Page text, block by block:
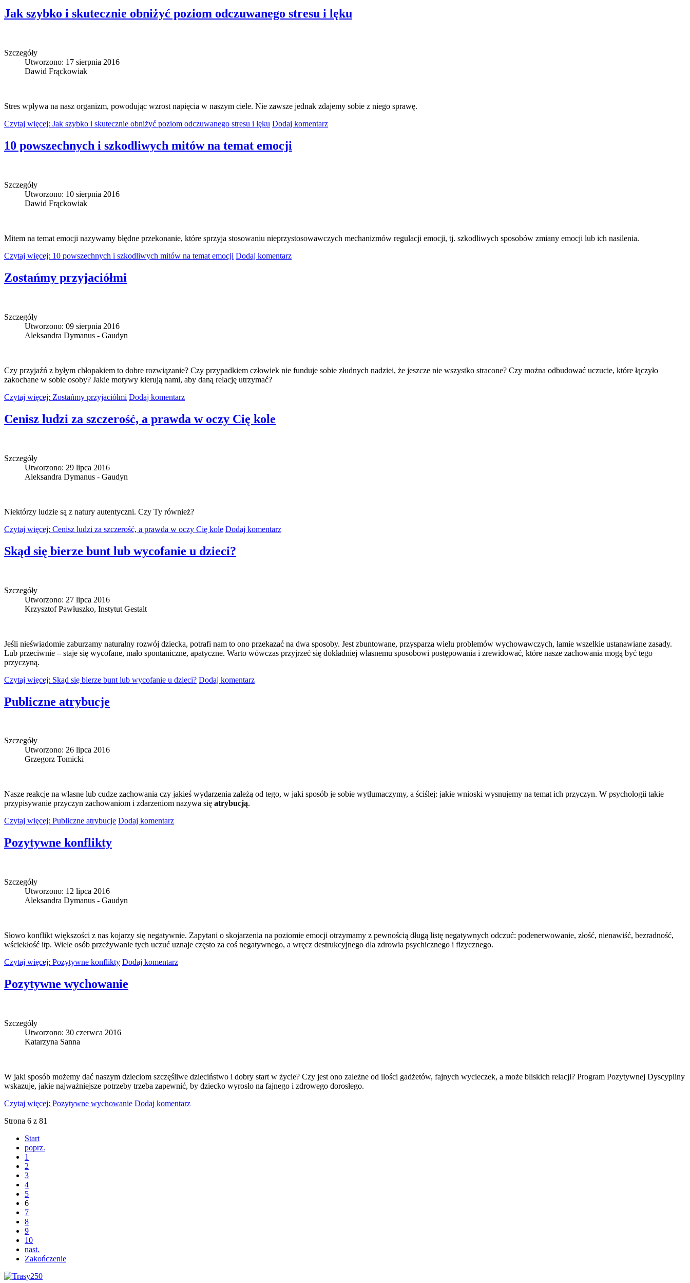
Jak szybko i skutecznie obniżyć poziom odczuwanego stresu i lęku
Szczegóły
Utworzono: 17 sierpnia 2016
Dawid Frąckowiak
Stres wpływa na nasz organizm, powodując wzrost napięcia w naszym ciele. Nie zawsze jednak zdajemy sobie z niego sprawę.
Czytaj więcej: Jak szybko i skutecznie obniżyć poziom odczuwanego stresu i lęku Dodaj komentarz
10 powszechnych i szkodliwych mitów na temat emocji
Szczegóły
Utworzono: 10 sierpnia 2016
Dawid Frąckowiak
Mitem na temat emocji nazywamy błędne przekonanie, które sprzyja stosowaniu nieprzystosowawczych mechanizmów regulacji emocji, tj. szkodliwych sposobów zmiany emocji lub ich nasilenia.
Czytaj więcej: 10 powszechnych i szkodliwych mitów na temat emocji Dodaj komentarz
Zostańmy przyjaciółmi
Szczegóły
Utworzono: 09 sierpnia 2016
Aleksandra Dymanus - Gaudyn
Czy przyjaźń z byłym chłopakiem to dobre rozwiązanie? Czy przypadkiem człowiek nie funduje sobie złudnych nadziei, że jeszcze nie wszystko stracone? Czy można odbudować uczucie, które łączyło
zakochane w sobie osoby? Jakie motywy kierują nami, aby daną relację utrzymać?
Czytaj więcej: Zostańmy przyjaciółmi Dodaj komentarz
Cenisz ludzi za szczerość, a prawda w oczy Cię kole
Szczegóły
Utworzono: 29 lipca 2016
Aleksandra Dymanus - Gaudyn
Niektórzy ludzie są z natury autentyczni. Czy Ty również?
Czytaj więcej: Cenisz ludzi za szczerość, a prawda w oczy Cię kole Dodaj komentarz
Skąd się bierze bunt lub wycofanie u dzieci?
Szczegóły
Utworzono: 27 lipca 2016
Krzysztof Pawłuszko, Instytut Gestalt
Jeśli nieświadomie zaburzamy naturalny rozwój dziecka, potrafi nam to ono przekazać na dwa sposoby. Jest zbuntowane, przysparza wielu problemów wychowawczych, łamie wszelkie ustanawiane zasady.
Lub przeciwnie – staje się wycofane, mało spontaniczne, apatyczne. Warto wówczas przyjrzeć się dokładniej własnemu sposobowi postępowania i zrewidować, które nasze zachowania mogą być tego
przyczyną.
Czytaj więcej: Skąd się bierze bunt lub wycofanie u dzieci? Dodaj komentarz
Publiczne atrybucje
Szczegóły
Utworzono: 26 lipca 2016
Grzegorz Tomicki
Nasze reakcje na własne lub cudze zachowania czy jakieś wydarzenia zależą od tego, w jaki sposób je sobie wytłumaczymy, a ściślej: jakie wnioski wysnujemy na temat ich przyczyn. W psychologii takie
przypisywanie przyczyn zachowaniom i zdarzeniom nazywa się atrybucją.
Czytaj więcej: Publiczne atrybucje Dodaj komentarz
Pozytywne konflikty
Szczegóły
Utworzono: 12 lipca 2016
Aleksandra Dymanus - Gaudyn
Słowo konflikt większości z nas kojarzy się negatywnie. Zapytani o skojarzenia na poziomie emocji otrzymamy z pewnością długą listę negatywnych odczuć: podenerwowanie, złość, nienawiść, bezradność,
wściekłość itp. Wiele osób przeżywanie tych uczuć uznaje często za coś negatywnego, a wręcz destrukcyjnego dla zdrowia psychicznego i fizycznego.
Czytaj więcej: Pozytywne konflikty Dodaj komentarz
Pozytywne wychowanie
Szczegóły
Utworzono: 30 czerwca 2016
Katarzyna Sanna
W jaki sposób możemy dać naszym dzieciom szczęśliwe dzieciństwo i dobry start w życie? Czy jest ono zależne od ilości gadżetów, fajnych wycieczek, a może bliskich relacji? Program Pozytywnej Dyscypliny
wskazuje, jakie najważniejsze potrzeby trzeba zapewnić, by dziecko wyrosło na fajnego i zdrowego dorosłego.
Czytaj więcej: Pozytywne wychowanie Dodaj komentarz
Strona 6 z 81
Start
poprz.
1
2
3
4
5
6
7
8
9
10
nast.
Zakończenie